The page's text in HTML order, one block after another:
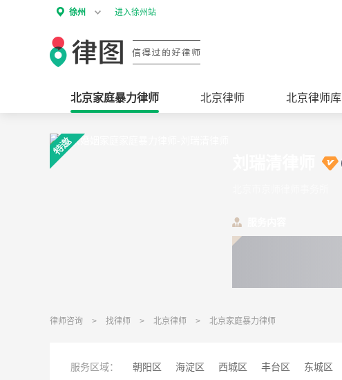
徐州 进入徐州站
北京家庭暴力律师 北京律师 北京律师库
律师咨询 > 找律师 > 北京律师 > 北京家庭暴力律师
服务区域： 朝阳区 海淀区 西城区 丰台区 东城区